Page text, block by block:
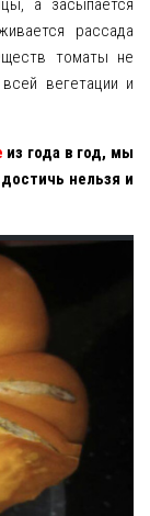
а засыпается
рассада
томаты не
вегетации и
из года в год, мы
нельзя и